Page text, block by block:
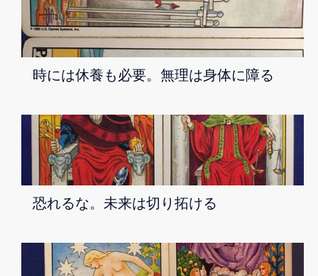
時には休養も必要。無理は身体に障る
恐れるな。未来は切り拓ける